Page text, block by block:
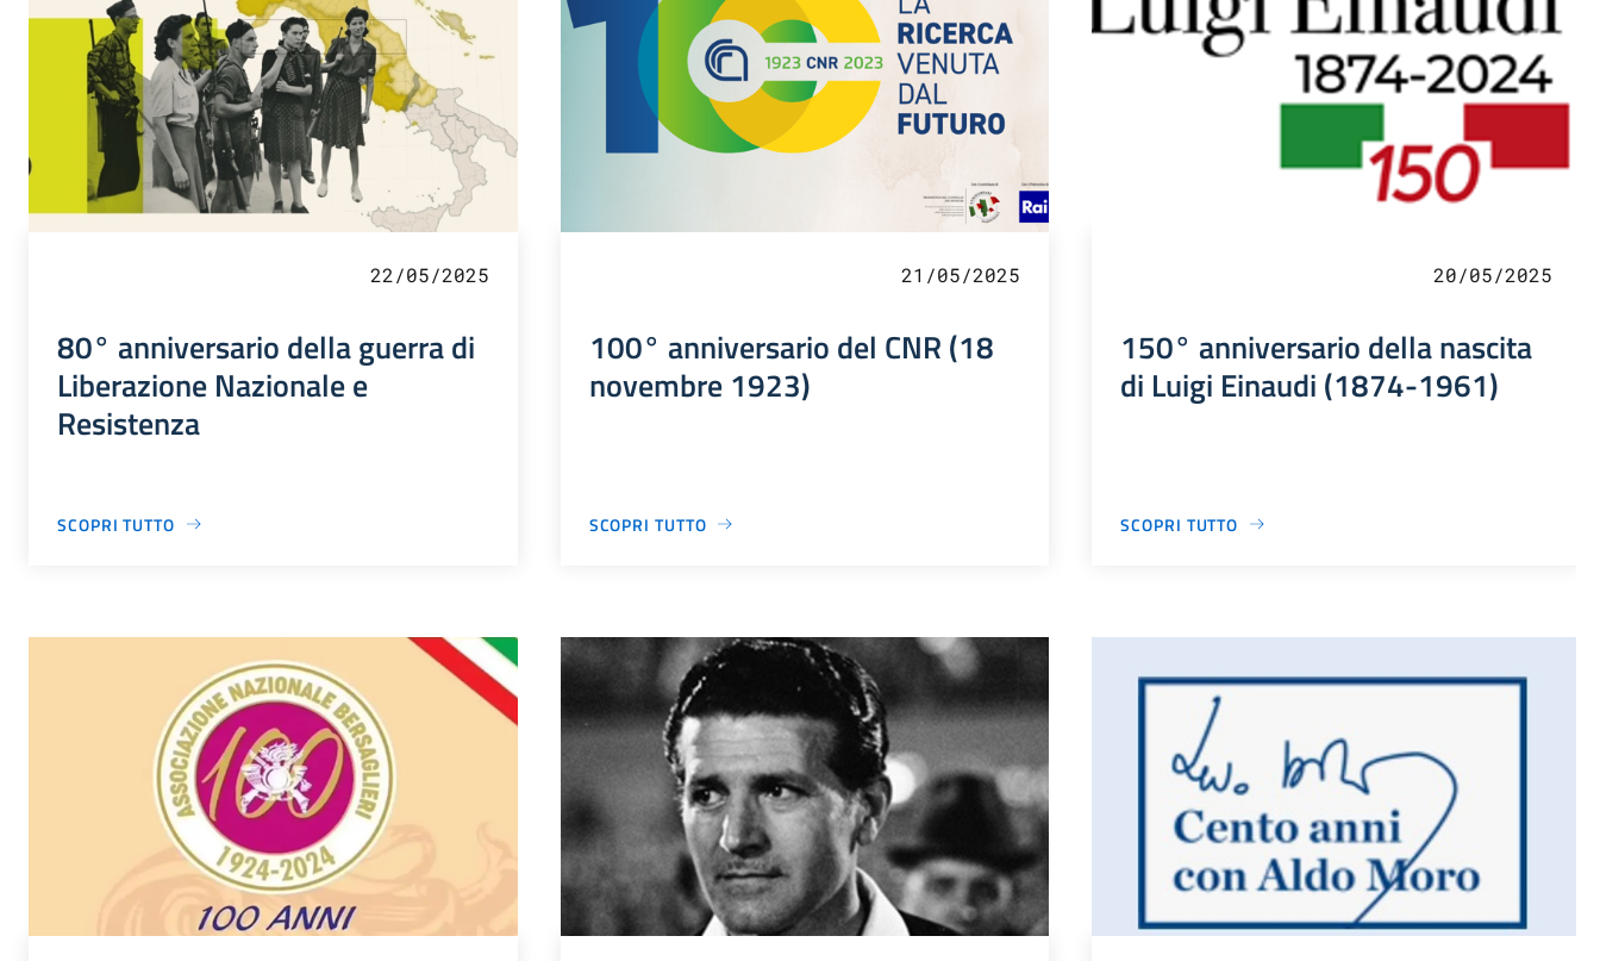
22/05/2025
80° anniversario della guerra di
Liberazione Nazionale e
Resistenza
SCOPRI TUTTO
21/05/2025
100° anniversario del CNR (18
novembre 1923)
SCOPRI TUTTO
20/05/2025
150° anniversario della nascita
di Luigi Einaudi (1874-1961)
SCOPRI TUTTO